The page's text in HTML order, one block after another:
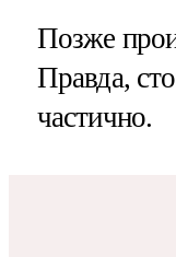
Позже
Правда,
частично.